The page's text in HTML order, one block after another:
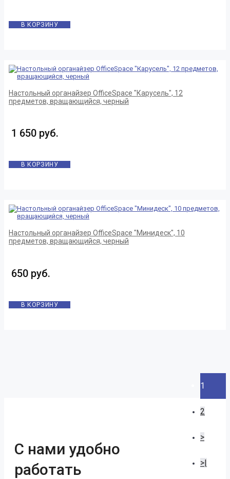
В КОРЗИНУ
Настольный органайзер OfficeSpace "Карусель", 12
предметов, вращающийся, черный
1 650 руб.
В КОРЗИНУ
Настольный органайзер OfficeSpace "Минидеск", 10
предметов, вращающийся, черный
650 руб.
В КОРЗИНУ
1
2
>
>|
С нами удобно
работать